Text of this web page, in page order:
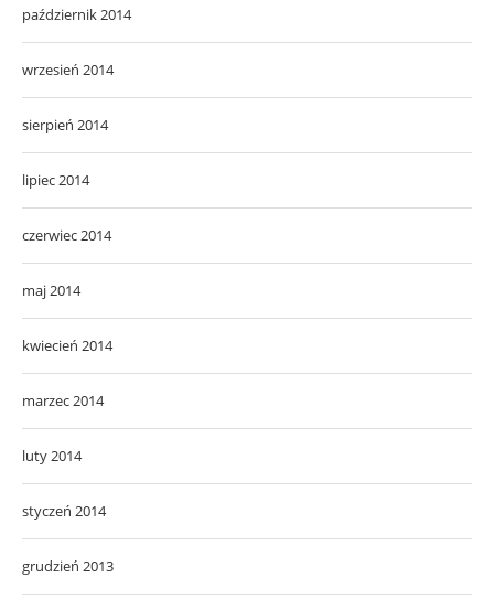
październik 2014
wrzesień 2014
sierpień 2014
lipiec 2014
czerwiec 2014
maj 2014
kwiecień 2014
marzec 2014
luty 2014
styczeń 2014
grudzień 2013